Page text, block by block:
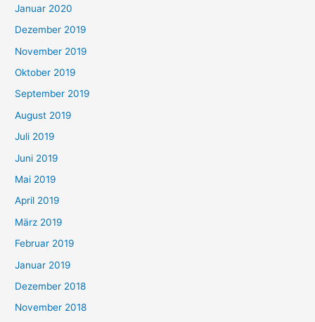
Januar 2020
Dezember 2019
November 2019
Oktober 2019
September 2019
August 2019
Juli 2019
Juni 2019
Mai 2019
April 2019
März 2019
Februar 2019
Januar 2019
Dezember 2018
November 2018